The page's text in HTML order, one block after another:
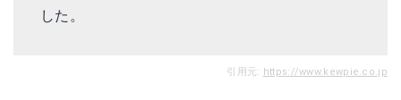
した。
引用元: https://www.kewpie.co.jp